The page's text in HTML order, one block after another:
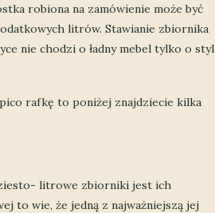
robiona na zamówienie może być
litrów. Stawianie zbiornika
nie chodzi o ładny mebel tylko o styl
rafkę to poniżej znajdziecie kilka
litrowe zbiorniki jest ich
to wie, że jedną z najważniejszą jej